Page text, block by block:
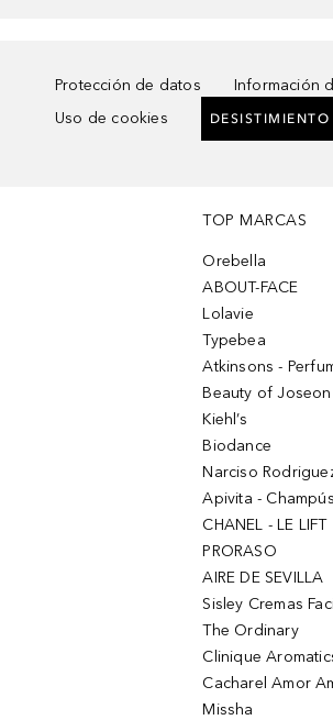
Protección de datos Información
Uso de cookies
TOP MARCAS
Orebella
ABOUT-FACE
Lolavie
Typebea
Atkinsons -
Beauty of Joseon
Kiehl’s
Biodance
Narciso
Apivita - Champús
CHANEL - LE LIFT
PRORASO
AIRE DE SEVILLA
Sisley Cremas
The Ordinary
Clinique
Cacharel Amor
Missha